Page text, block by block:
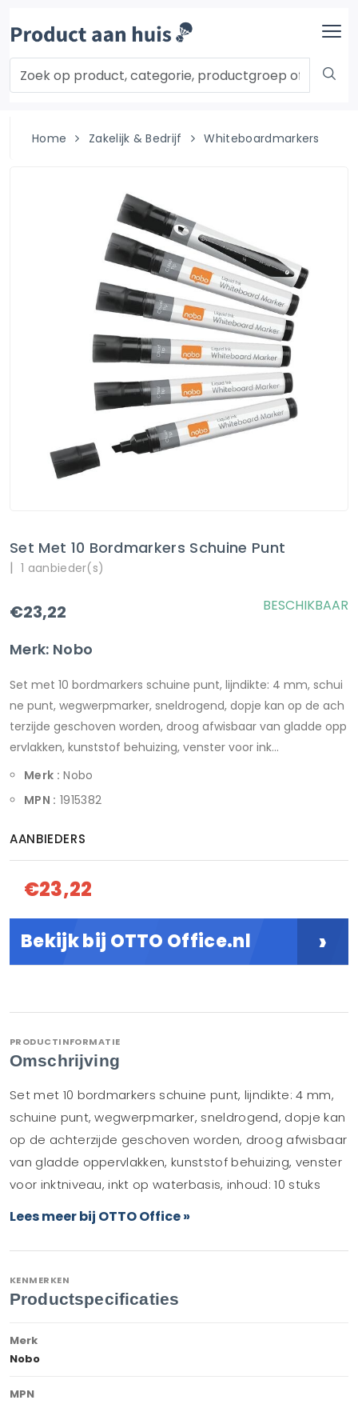
Home Zakelijk & Bedrijf Whiteboardmarkers
Set Met 10 Bordmarkers Schuine Punt
| 1 aanbieder(s)
€23,22
Merk: Nobo
BESCHIKBAAR
Set met 10 bordmarkers schuine punt, lijndikte: 4 mm, schui
ne punt, wegwerpmarker, sneldrogend, dopje kan op de ach
terzijde geschoven worden, droog afwisbaar van gladde opp
ervlakken, kunststof behuizing, venster voor ink...
Merk : Nobo
MPN : 1915382
AANBIEDERS
€23,22
Bekijk bij OTTO Office.nl ›
PRODUCTINFORMATIE
Omschrijving
Set met 10 bordmarkers schuine punt, lijndikte: 4 mm,
schuine punt, wegwerpmarker, sneldrogend, dopje kan
op de achterzijde geschoven worden, droog afwisbaar
van gladde oppervlakken, kunststof behuizing, venster
voor inktniveau, inkt op waterbasis, inhoud: 10 stuks
Lees meer bij OTTO Office »
KENMERKEN
Productspecificaties
Merk
Nobo
MPN